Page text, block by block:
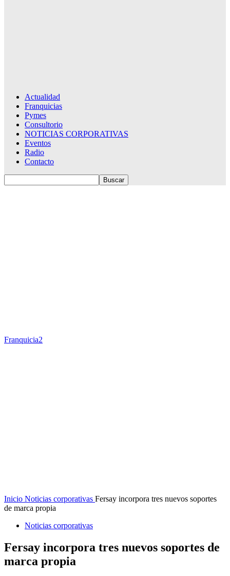
Actualidad
Franquicias
Pymes
Consultorio
NOTICIAS CORPORATIVAS
Eventos
Radio
Contacto
Franquicia2
Inicio Noticias corporativas Fersay incorpora tres nuevos soportes
de marca propia
Noticias corporativas
Fersay incorpora tres nuevos soportes de
marca propia